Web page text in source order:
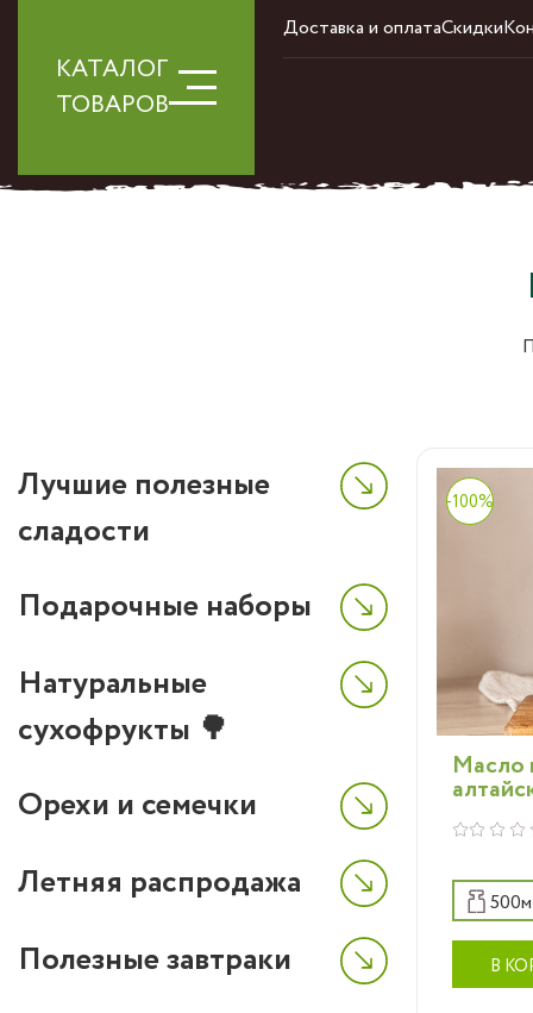
КАТАЛОГ
ТОВАРОВ
Доставка и оплатаСкидки
Лучшие полезные
сладости
Подарочные наборы
Натуральные
сухофрукты 🌳
Орехи и семечки
Летняя распродажа
Полезные завтраки
-100%
либо
Масло
В